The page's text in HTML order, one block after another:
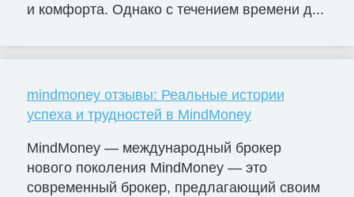
и комфорта. Однако с течением времени д...
mindmoney отзывы: Реальные истории
успеха и трудностей в MindMoney
MindMoney — международный брокер
нового поколения MindMoney — это
современный брокер, предлагающий своим